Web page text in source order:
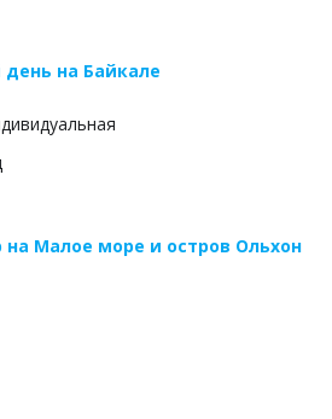
на Байкале
Малое море и остров Ольхон